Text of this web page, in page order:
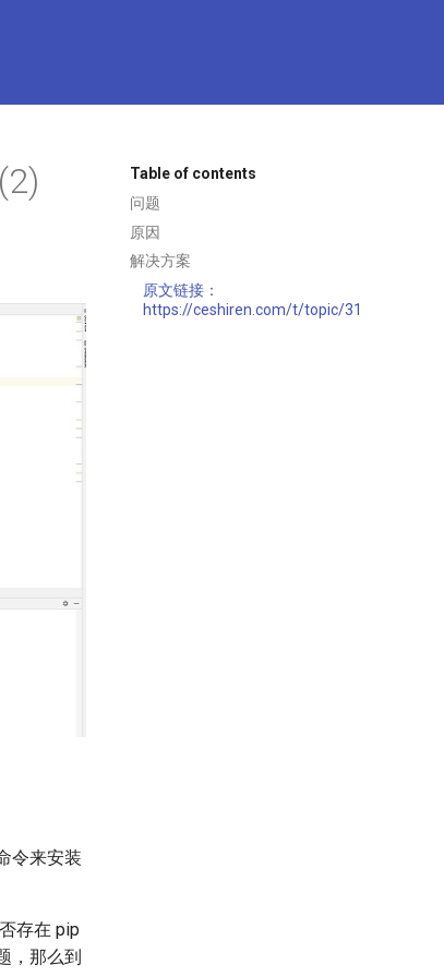
Table of contents
问题
原因
解决方案
原文链接：
https://ceshiren.com/t/topic/31727
令来安装
存在 pip
，那么到